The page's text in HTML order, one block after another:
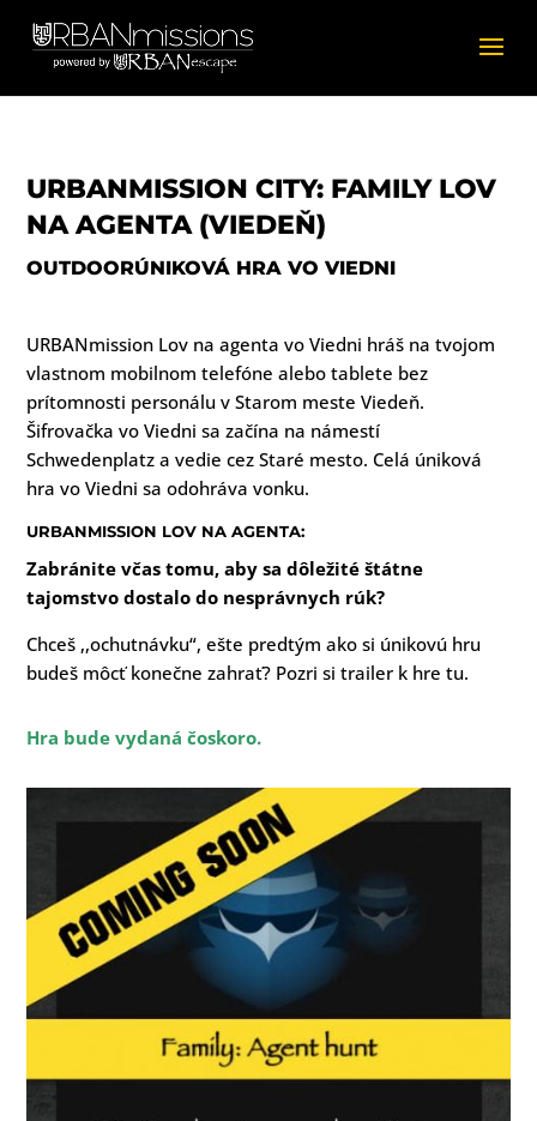
URBANMISSION CITY: FAMILY LOV
NA AGENTA (VIEDEŇ)
OUTDOORÚNIKOVÁ HRA VO VIEDNI
URBANmission Lov na agenta vo Viedni hráš na tvojom
vlastnom mobilnom telefóne alebo tablete bez
prítomnosti personálu v Starom meste Viedeň.
Šifrovačka vo Viedni sa začína na námestí
Schwedenplatz a vedie cez Staré mesto. Celá úniková
hra vo Viedni sa odohráva vonku.
URBANMISSION LOV NA AGENTA:
Zabránite včas tomu, aby sa dôležité štátne
tajomstvo dostalo do nesprávnych rúk?
Chceš ,,ochutnávku“, ešte predtým ako si únikovú hru
budeš môcť konečne zahrať? Pozri si trailer k hre tu.
Hra bude vydaná čoskoro.